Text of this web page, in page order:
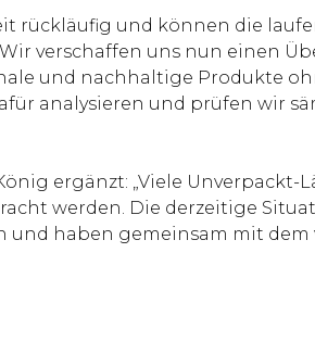
rückläufig und können die
verschaffen uns nun einen
und nachhaltige Produkte
analysieren und prüfen wir
ergänzt: „Viele Unverpackt-
werden. Die derzeitige
und haben gemeinsam mit dem